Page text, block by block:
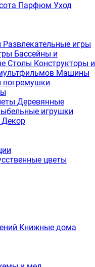
Парфюм Уход
Развлекательные игры
Бассейны и
Столы Конструкторы и
Машины
погремушки
Деревянные
игрушки
Декор
цветы
Книжные дома